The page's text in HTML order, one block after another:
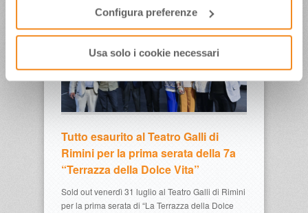
Configura preferenze
Usa solo i cookie necessari
Tutto esaurito al Teatro Galli di
Rimini per la prima serata della 7a
“Terrazza della Dolce Vita”
Sold out venerdì 31 luglio al Teatro Galli di Rimini
per la prima serata di “La Terrazza della Dolce